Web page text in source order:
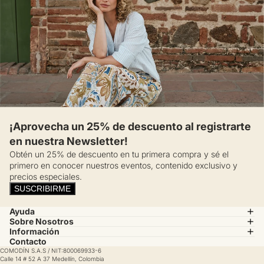
¡Aprovecha un 25% de descuento al registrarte
en nuestra Newsletter!
Obtén un 25% de descuento en tu primera compra y sé el
primero en conocer nuestros eventos, contenido exclusivo y
precios especiales.
SUSCRIBIRME
Ayuda
Sobre Nosotros
Información
Contacto
COMODÍN S.A.S / NIT:800069933-6
Calle 14 # 52 A 37 Medellín, Colombia